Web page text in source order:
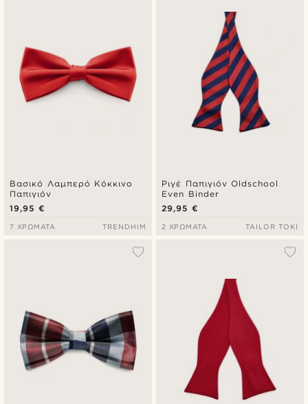
Βασικό Λαμπερό Κόκκινο
Παπιγιόν
19,95 €
7 ΧΡΏΜΑΤΑ TRENDHIM
Ριγέ Παπιγιόν Oldschool
Even Binder
29,95 €
2 ΧΡΏΜΑΤΑ TAILOR TOKI